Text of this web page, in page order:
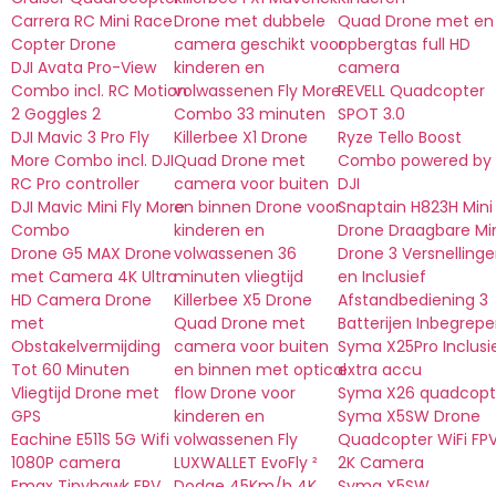
Carrera RC Mini Race
Copter Drone
DJI Avata Pro-View
Combo incl. RC Motion
2 Goggles 2
DJI Mavic 3 Pro Fly
More Combo incl. DJI
RC Pro controller
DJI Mavic Mini Fly More
Combo
Drone G5 MAX Drone
met Camera 4K Ultra
HD Camera Drone
met
Obstakelvermijding
Tot 60 Minuten
Vliegtijd Drone met
GPS
Eachine E511S 5G Wifi
1080P camera
Drone met dubbele
camera geschikt voor
kinderen en
volwassenen Fly More
Combo 33 minuten
Killerbee X1 Drone
Quad Drone met
camera voor buiten
en binnen Drone voor
kinderen en
volwassenen 36
minuten vliegtijd
Killerbee X5 Drone
Quad Drone met
camera voor buiten
en binnen met optical
flow Drone voor
kinderen en
volwassenen Fly
LUXWALLET EvoFly ²
Quad Drone met en
opbergtas full HD
camera
REVELL Quadcopter
SPOT 3.0
Ryze Tello Boost
Combo powered by
DJI
Snaptain H823H Mini
Drone Draagbare
Drone 3
en Inclusief
Afstandbediening 3
Batterijen
Syma X25Pro
extra accu
Syma X26
Syma X5SW Drone
Quadcopter WiFi
2K Camera